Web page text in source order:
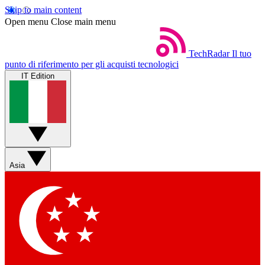
Skip to main content
Open menu Close main menu
TechRadar Il tuo
punto di riferimento per gli acquisti tecnologici
IT Edition
Asia